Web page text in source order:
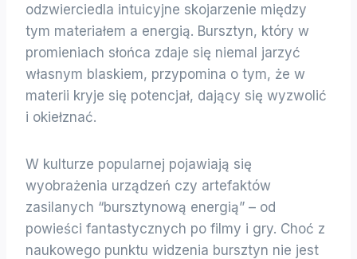
odzwierciedla intuicyjne skojarzenie między
tym materiałem a energią. Bursztyn, który w
promieniach słońca zdaje się niemal jarzyć
własnym blaskiem, przypomina o tym, że w
materii kryje się potencjał, dający się wyzwolić
i okiełznać.
W kulturze popularnej pojawiają się
wyobrażenia urządzeń czy artefaktów
zasilanych “bursztynową energią” – od
powieści fantastycznych po filmy i gry. Choć z
naukowego punktu widzenia bursztyn nie jest